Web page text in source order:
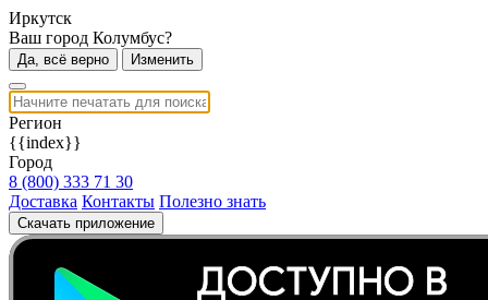
Иркутск
Ваш город Колумбус?
Да, всё верно Изменить
Регион
{{index}}
Город
8 (800) 333 71 30
Доставка Контакты Полезно знать
Скачать приложение